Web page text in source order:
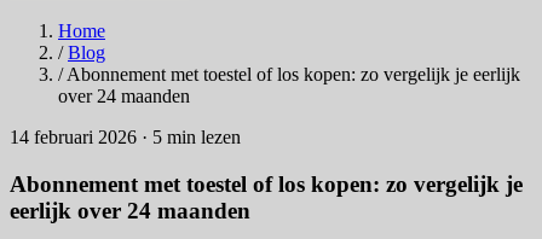
Home
/ Blog
/ Abonnement met toestel of los kopen: zo vergelijk je eerlijk
over 24 maanden
14 februari 2026 · 5 min lezen
Abonnement met toestel of los kopen: zo vergelijk je
eerlijk over 24 maanden